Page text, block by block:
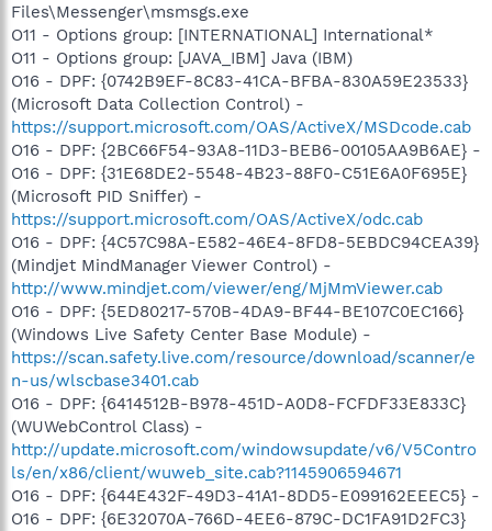
Files\Messenger\msmsgs.exe
O11 - Options group: [INTERNATIONAL] International*
O11 - Options group: [JAVA_IBM] Java (IBM)
O16 - DPF: {0742B9EF-8C83-41CA-BFBA-830A59E23533}
(Microsoft Data Collection Control) -
https://support.microsoft.com/OAS/ActiveX/MSDcode.cab
O16 - DPF: {2BC66F54-93A8-11D3-BEB6-00105AA9B6AE} -
O16 - DPF: {31E68DE2-5548-4B23-88F0-C51E6A0F695E}
(Microsoft PID Sniffer) -
https://support.microsoft.com/OAS/ActiveX/odc.cab
O16 - DPF: {4C57C98A-E582-46E4-8FD8-5EBDC94CEA39}
(Mindjet MindManager Viewer Control) -
http://www.mindjet.com/viewer/eng/MjMmViewer.cab
O16 - DPF: {5ED80217-570B-4DA9-BF44-BE107C0EC166}
(Windows Live Safety Center Base Module) -
https://scan.safety.live.com/resource/download/scanner/e
n-us/wlscbase3401.cab
O16 - DPF: {6414512B-B978-451D-A0D8-FCFDF33E833C}
(WUWebControl Class) -
http://update.microsoft.com/windowsupdate/v6/V5Contro
ls/en/x86/client/wuweb_site.cab?1145906594671
O16 - DPF: {644E432F-49D3-41A1-8DD5-E099162EEEC5} -
O16 - DPF: {6E32070A-766D-4EE6-879C-DC1FA91D2FC3}